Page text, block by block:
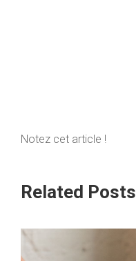
Notez cet article !
Related Posts